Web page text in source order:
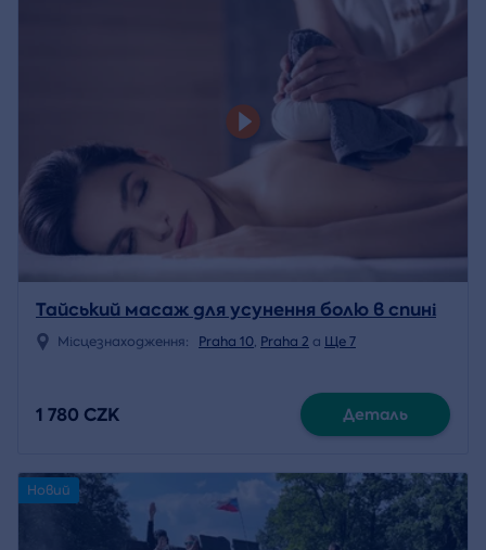
Тайський масаж для усунення болю в спині
Місцезнаходження: Praha 10, Praha 2 a Ще 7
1 780 CZK Деталь
Новий